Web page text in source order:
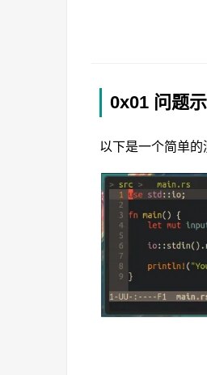
0x01 问题
以下是一个简单的